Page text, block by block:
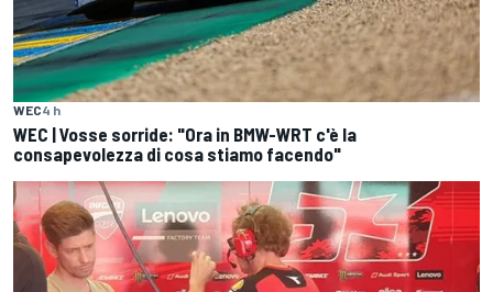
WEC4 h
WEC | Vosse sorride: "Ora in BMW-WRT c'è la
consapevolezza di cosa stiamo facendo"